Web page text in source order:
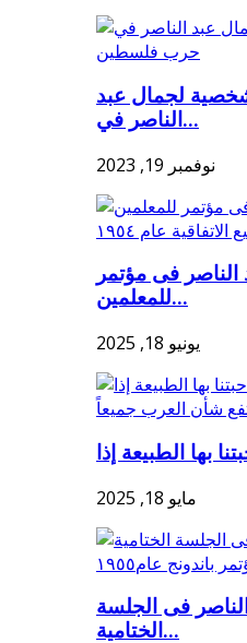
لجمال عبد
الناصر في...
نوفمبر 19, 2023
فى مؤتمر
للمعلمين...
يونيو 18, 2025
مايو 18, 2025
فى الجلسة
الختامية...